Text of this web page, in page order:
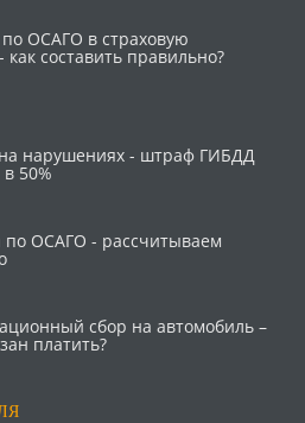
ОСАГО в страховую
составить правильно?
нарушениях - штраф ГИБДД
50%
по ОСАГО - рассчитываем
сбор на автомобиль –
платить?